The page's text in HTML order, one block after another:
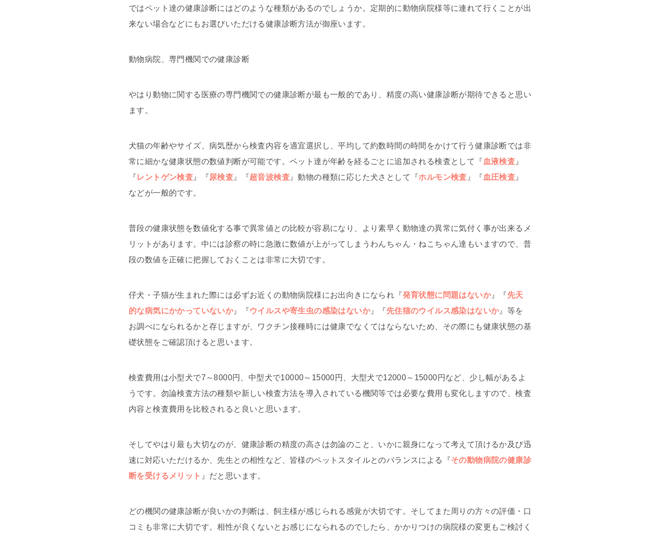
ではペット達の健康診断にはどのような種類があるのでしょうか。定期的に動物病院様等に連れて行くことが出
来ない場合などにもお選びいただける健康診断方法が御座います。
動物病院、専門機関での健康診断
やはり動物に関する医療の専門機関での健康診断が最も一般的であり、精度の高い健康診断が期待できると思い
ます。
犬猫の年齢やサイズ、病気歴から検査内容を適宜選択し、平均して約数時間の時間をかけて行う健康診断では非
常に細かな健康状態の数値判断が可能です。ペット達が年齢を経るごとに追加される検査として『 血液検査 』
『レントゲン検査 』『尿検査 』『超音波検査 』動物の種類に応じた犬さとして『ホルモン検査 』『 血圧検査 』
などが一般的です。
普段の健康状態を数値化する事で異常値との比較が容易になり、より素早く動物達の異常に気付く事が出来るメ
リットがあります。中には診察の時に急激に数値が上がってしまうわんちゃん・ねこちゃん達もいますので、普
段の数値を正確に把握しておくことは非常に大切です。
仔犬・子猫が生まれた際には必ずお近くの動物病院様にお出向きになられ『発育状態に問題はないか』『先天
的な病気にかかっていないか』『ウイルスや寄生虫の感染はないか』『先住猫のウイルス感染はないか』等を
お調べになられるかと存じますが、ワクチン接種時には健康でなくてはならないため、その際にも健康状態の基
礎状態をご確認頂けると思います。
検査費用は小型犬で7～8000円、中型犬で10000～15000円、大型犬で12000～15000円など、少し幅があるよ
うです。勿論検査方法の種類や新しい検査方法を導入されている機関等では必要な費用も変化しますので、検査
内容と検査費用を比較されると良いと思います。
そしてやはり最も大切なのが、健康診断の精度の高さは勿論のこと、いかに親身になって考えて頂けるか及び迅
速に対応いただけるか、先生との相性など、皆様のペットスタイルとのバランスによる『その動物病院の健康診
断を受けるメリット 』だと思います。
どの機関の健康診断が良いかの判断は、飼主様が感じられる感覚が大切です。そしてまた周りの方々の評価・口
コミも非常に大切です。相性が良くないとお感じになられるのでしたら、かかりつけの病院様の変更もご検討く